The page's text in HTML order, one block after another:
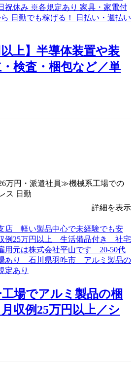
以上】半導体装置や装
検査・梱包など／単
万円・派遣社員≫機械系工場での
ス 日勤
詳細を表示
工場でアルミ製品の梱
収例25万円以上／シ